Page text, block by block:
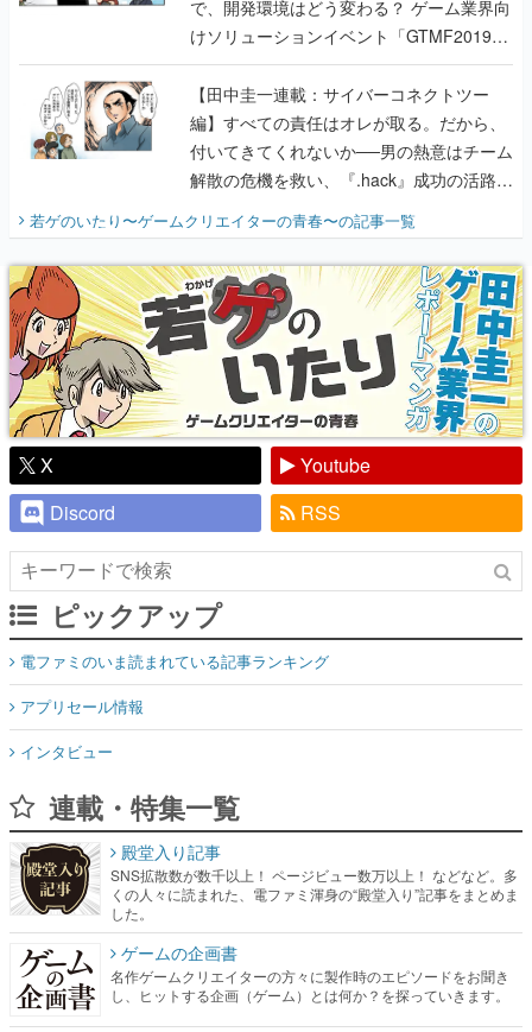
で、開発環境はどう変わる？ ゲーム業界向
けソリューションイベント「GTMF2019」
に行って、より理解を深めよう【PR】
【田中圭一連載：サイバーコネクトツー
編】すべての責任はオレが取る。だから、
付いてきてくれないか──男の熱意はチーム
解散の危機を救い、『.hack』成功の活路を
開く。業界の快男児・松山 洋に流れる血は
『少年ジャンプ』色だった【若ゲのいた
り】
若ゲのいたり〜ゲームクリエイターの青春〜の記事一覧
X
Youtube
Discord
RSS
ピックアップ
電ファミのいま読まれている記事ランキング
アプリセール情報
インタビュー
連載・特集一覧
殿堂入り記事
SNS拡散数が数千以上！ ページビュー数万以上！ などなど。多
くの人々に読まれた、電ファミ渾身の“殿堂入り”記事をまとめま
した。
ゲームの企画書
名作ゲームクリエイターの方々に製作時のエピソードをお聞き
し、ヒットする企画（ゲーム）とは何か？を探っていきます。